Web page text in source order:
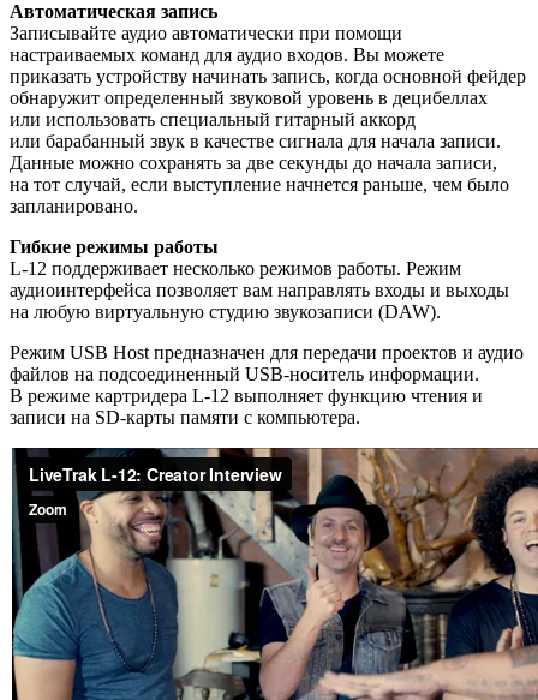
Автоматическая запись
Записывайте аудио автоматически при помощи
настраиваемых команд для аудио входов. Вы можете
приказать устройству начинать запись, когда основной фейдер
обнаружит определенный звуковой уровень в децибеллах
или использовать специальный гитарный аккорд
или барабанный звук в качестве сигнала для начала записи.
Данные можно сохранять за две секунды до начала записи,
на тот случай, если выступление начнется раньше, чем было
запланировано.
Гибкие режимы работы
L-12 поддерживает несколько режимов работы. Режим
аудиоинтерфейса позволяет вам направлять входы и выходы
на любую виртуальную студию звукозаписи (DAW).
Режим USB Host предназначен для передачи проектов и аудио
файлов на подсоединенный USB-носитель информации.
В режиме картридера L-12 выполняет функцию чтения и
записи на SD-карты памяти с компьютера.